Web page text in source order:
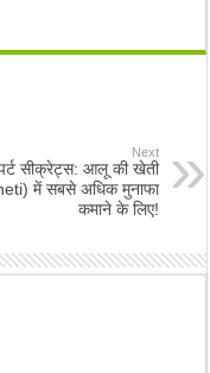
Next
सीक्रेट्स: आलू की खेती
में सबसे अधिक मुनाफा
कमाने के लिए!